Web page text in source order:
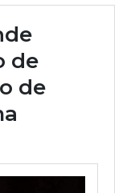
de
de